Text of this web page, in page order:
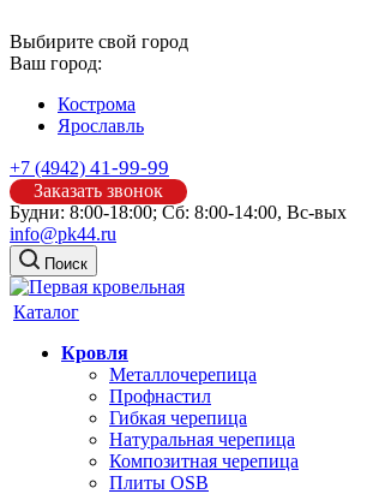
Выбирите свой город
Ваш город:
Кострома
Ярославль
+7 (4942) 41-99-99
Заказать звонок
Будни: 8:00-18:00; Сб: 8:00-14:00, Вс-вых
info@pk44.ru
Поиск
Каталог
Кровля
Металлочерепица
Профнастил
Гибкая черепица
Натуральная черепица
Композитная черепица
Плиты OSB